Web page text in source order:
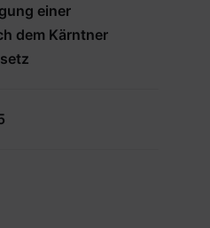
einer
dem Kärntner